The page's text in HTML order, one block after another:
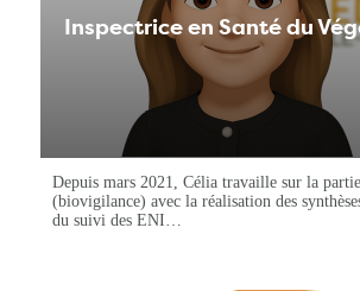
Inspectrice en Santé du
Depuis mars 2021, Célia travaille sur la
(biovigilance) avec la réalisation des
du suivi des ENI…